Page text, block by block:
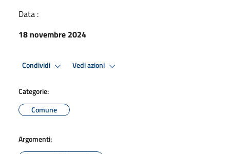
Data :
18 novembre 2024
Condividi Vedi azioni
Categorie:
Comune
Argomenti: